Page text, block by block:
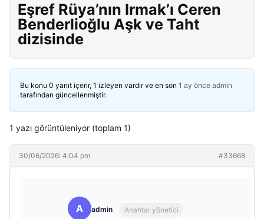
Eşref Rüya’nın Irmak’ı Ceren
Benderlioğlu Aşk ve Taht
dizisinde
Bu konu 0 yanıt içerir, 1 izleyen vardır ve en son 1 ay önce admin
tarafından güncellenmiştir.
1 yazı görüntüleniyor (toplam 1)
30/06/2026: 4:04 pm #33668
A admin Anahtar yönetici